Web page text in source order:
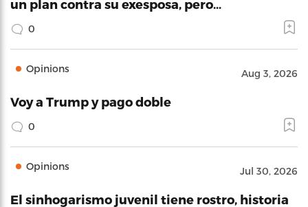
un plan contra su exesposa, pero…
0
Opinions Aug 3, 2026
Voy a Trump y pago doble
0
Opinions Jul 30, 2026
El sinhogarismo juvenil tiene rostro, historia